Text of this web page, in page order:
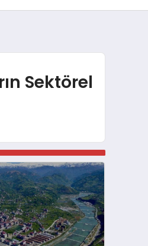
Sektörel